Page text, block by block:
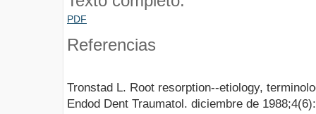
PDF
Referencias
Tronstad L. Root resorption--etiology,
Endod Dent Traumatol. diciembre de